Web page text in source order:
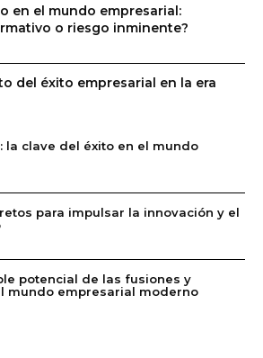
en el mundo empresarial:
o riesgo inminente?
del éxito empresarial en la era
la clave del éxito en el mundo
para impulsar la innovación y el
potencial de las fusiones y
mundo empresarial moderno